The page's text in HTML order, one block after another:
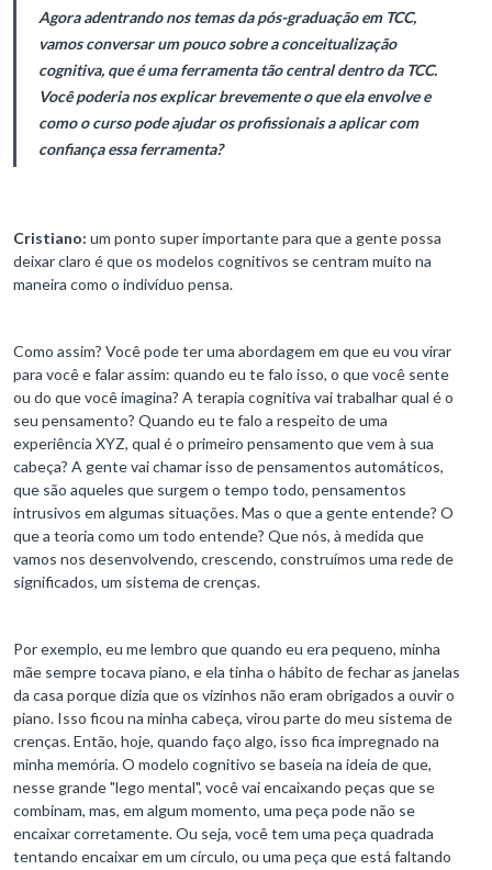
Agora adentrando nos temas da pós-graduação em TCC,
vamos conversar um pouco sobre a conceitualização
cognitiva, que é uma ferramenta tão central dentro da TCC.
Você poderia nos explicar brevemente o que ela envolve e
como o curso pode ajudar os profissionais a aplicar com
confiança essa ferramenta?
Cristiano: um ponto super importante para que a gente possa
deixar claro é que os modelos cognitivos se centram muito na
maneira como o indivíduo pensa.
Como assim? Você pode ter uma abordagem em que eu vou virar
para você e falar assim: quando eu te falo isso, o que você sente
ou do que você imagina? A terapia cognitiva vai trabalhar qual é o
seu pensamento? Quando eu te falo a respeito de uma
experiência XYZ, qual é o primeiro pensamento que vem à sua
cabeça? A gente vai chamar isso de pensamentos automáticos,
que são aqueles que surgem o tempo todo, pensamentos
intrusivos em algumas situações. Mas o que a gente entende? O
que a teoria como um todo entende? Que nós, à medida que
vamos nos desenvolvendo, crescendo, construímos uma rede de
significados, um sistema de crenças.
Por exemplo, eu me lembro que quando eu era pequeno, minha
mãe sempre tocava piano, e ela tinha o hábito de fechar as janelas
da casa porque dizia que os vizinhos não eram obrigados a ouvir o
piano. Isso ficou na minha cabeça, virou parte do meu sistema de
crenças. Então, hoje, quando faço algo, isso fica impregnado na
minha memória. O modelo cognitivo se baseia na ideia de que,
nesse grande "lego mental", você vai encaixando peças que se
combinam, mas, em algum momento, uma peça pode não se
encaixar corretamente. Ou seja, você tem uma peça quadrada
tentando encaixar em um círculo, ou uma peça que está faltando